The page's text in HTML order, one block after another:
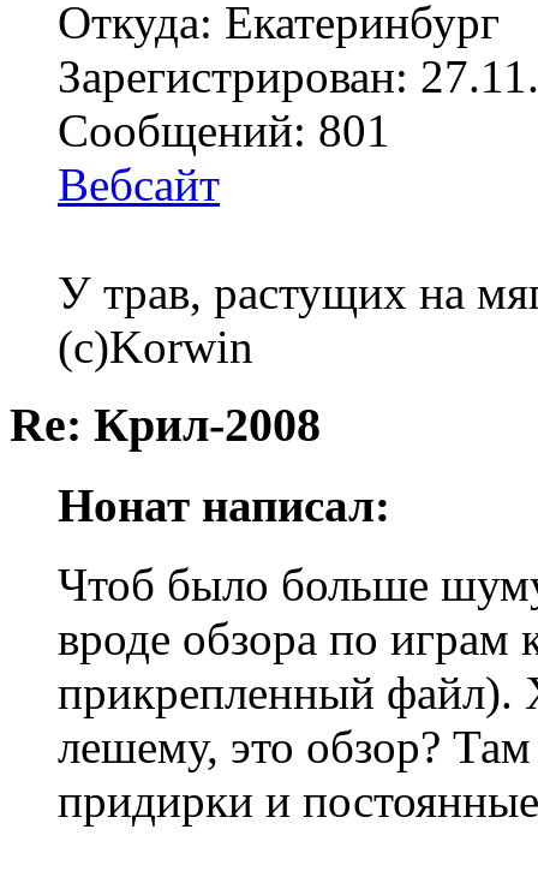
Откуда: Екатеринбург
Зарегистрирован:
Сообщений: 801
Вебсайт
У трав, растущих на
(с)Korwin
Re: Крил-2008
Нонат написал:
Чтоб было больше
вроде обзора по играм
прикрепленный файл).
лешему, это обзор?
придирки и